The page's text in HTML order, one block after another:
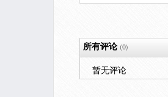
所有评论(0)
暂无评论